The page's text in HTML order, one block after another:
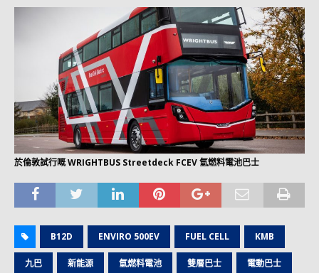
於倫敦試行嘅 WRIGHTBUS Streetdeck FCEV 氫燃料電池巴士
B12D ENVIRO 500EV FUEL CELL KMB
九巴 新能源 氫燃料電池 雙層巴士 電動巴士